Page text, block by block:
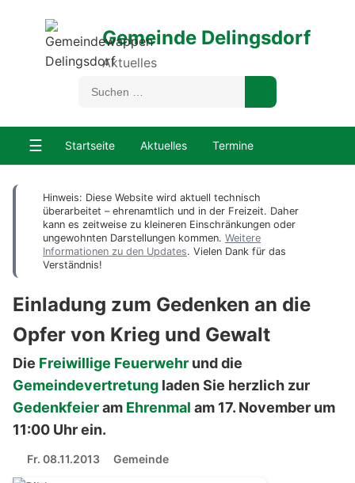
Gemeinde Delingsdorf
Aktuelles
☰ Startseite Aktuelles Termine
Hinweis: Diese Website wird aktuell technisch
überarbeitet – ehrenamtlich und in der Freizeit. Daher
kann es zeitweise zu kleineren Einschränkungen oder
ungewohnten Darstellungen kommen. Weitere
Informationen zu den Updates. Vielen Dank für das
Verständnis!
Einladung zum Gedenken an die
Opfer von Krieg und Gewalt
Die Freiwillige Feuerwehr und die
Gemeindevertretung laden Sie herzlich zur
Gedenkfeieram Ehrenmal am 17. November um
11:00 Uhr ein.
Fr. 08.11.2013 Gemeinde